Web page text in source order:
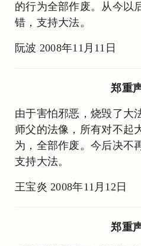
的行为全部作废。从今以
错，支持大法。
阮波 2008年11月11日
郑重
由于害怕邪恶，烧毁了大
师父的法像，所有对不起
为，全部作废。今后决不
支持大法。
王宝炎 2008年11月12日
郑重